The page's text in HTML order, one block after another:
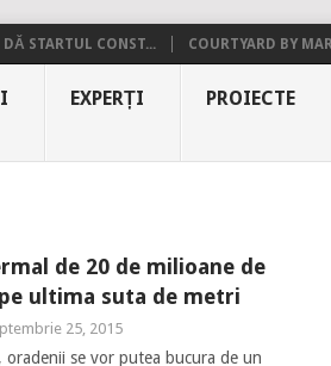
DĂ STARTUL CONST... COURTYARD BY
EXPERȚI PROIECTE
de 20 de milioane de
ultima suta de metri
25, 2015
oradenii se vor putea bucura de un